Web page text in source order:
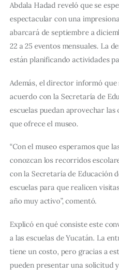
Abdala Hadad reveló que se
espectacular con una
abarcará de septiembre a
22 a 25 eventos mensuales. La
están planificando actividades
Además, el director informó que
acuerdo con la Secretaría de
escuelas puedan aprovechar
que ofrece el museo.
“Con el museo esperamos que
conozcan los recorridos
con la Secretaría de Educación
escuelas para que realicen
año muy activo”, comentó.
Explicó en qué consiste este
a las escuelas de Yucatán. La
tiene un costo, pero gracias a
pueden presentar una solicitud